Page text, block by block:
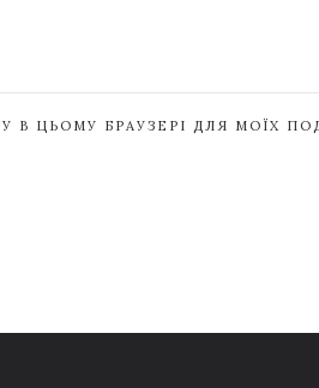
В ЦЬОМУ БРАУЗЕРІ ДЛЯ МОЇХ